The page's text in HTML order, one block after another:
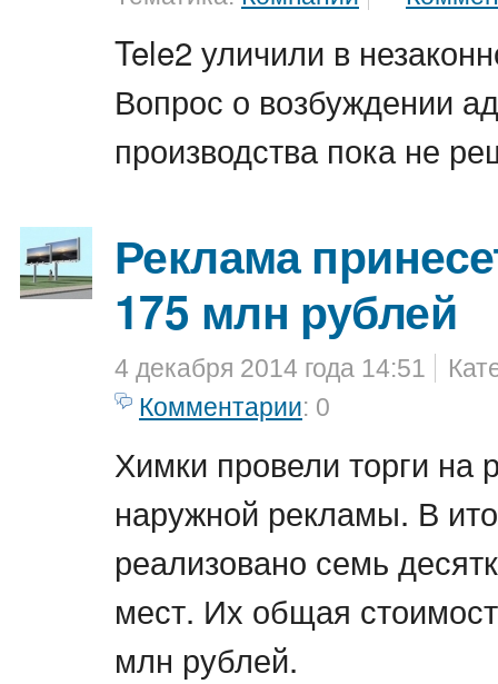
Tele2 уличили в
Вопрос о возбуждении
производства пока не
Реклама
175 млн рублей
4 декабря 2014 года 14:51
Комментарии: 0
Химки провели торги на
наружной рекламы. В
реализовано семь
мест. Их общая
млн рублей.